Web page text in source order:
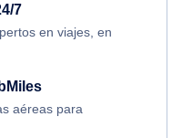
7
en viajes, en
aéreas para